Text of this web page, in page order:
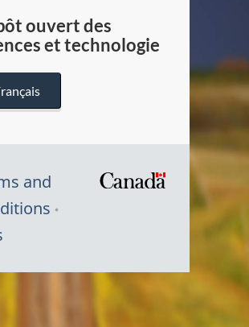
ouvert des
et technologie
and
Symbole
Canada